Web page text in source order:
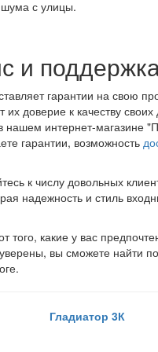
шума с улицы.
и
гарантии на свою
их доверие к качеству
нашем интернет-магазине
гарантии, возможность
к числу довольных
надежность и стиль
того, какие у вас
вы сможете найти
Гладиатор 3К